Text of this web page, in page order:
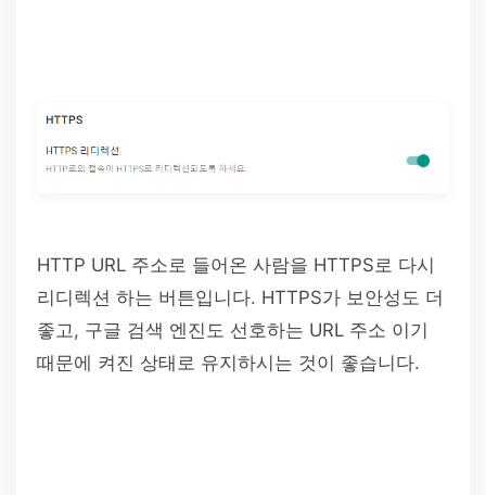
HTTP URL 주소로 들어온 사람을 HTTPS로 다시
리디렉션 하는 버튼입니다. HTTPS가 보안성도 더
좋고, 구글 검색 엔진도 선호하는 URL 주소 이기
때문에 켜진 상태로 유지하시는 것이 좋습니다.